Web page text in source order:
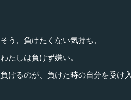
そう。負けたくない気持ち。
わたしは負けず嫌い。
負けるのが、負けた時の自分を受け